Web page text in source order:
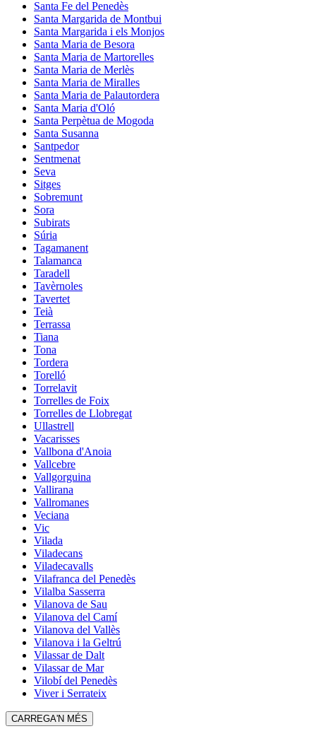
Santa Fe del Penedès
Santa Margarida de Montbui
Santa Margarida i els Monjos
Santa Maria de Besora
Santa Maria de Martorelles
Santa Maria de Merlès
Santa Maria de Miralles
Santa Maria de Palautordera
Santa Maria d'Oló
Santa Perpètua de Mogoda
Santa Susanna
Santpedor
Sentmenat
Seva
Sitges
Sobremunt
Sora
Subirats
Súria
Tagamanent
Talamanca
Taradell
Tavèrnoles
Tavertet
Teià
Terrassa
Tiana
Tona
Tordera
Torelló
Torrelavit
Torrelles de Foix
Torrelles de Llobregat
Ullastrell
Vacarisses
Vallbona d'Anoia
Vallcebre
Vallgorguina
Vallirana
Vallromanes
Veciana
Vic
Vilada
Viladecans
Viladecavalls
Vilafranca del Penedès
Vilalba Sasserra
Vilanova de Sau
Vilanova del Camí
Vilanova del Vallès
Vilanova i la Geltrú
Vilassar de Dalt
Vilassar de Mar
Vilobí del Penedès
Viver i Serrateix
CARREGA'N MÉS